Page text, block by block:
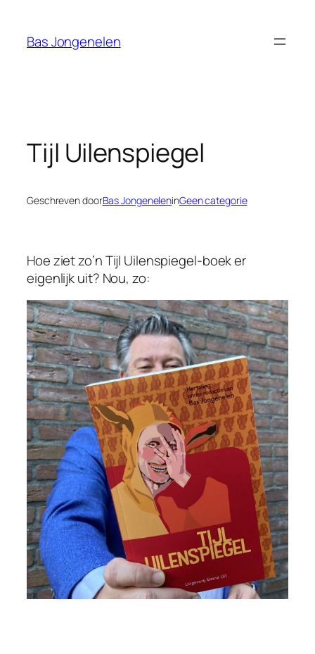
Bas Jongenelen
Tijl Uilenspiegel
Geschreven doorBas JongeneleninGeen categorie
Hoe ziet zo’n Tijl Uilenspiegel-boek er
eigenlijk uit? Nou, zo: